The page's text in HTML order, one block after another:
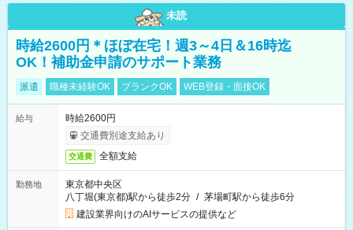
未読
時給2600円＊ほぼ在宅！週3～4日＆16時迄
OK！補助金申請のサポート業務
派遣 職種未経験OK ブランクOK WEB登録・面接OK
給与
時給2600円
交通費別途支給あり
交通費 全額支給
勤務地
東京都中央区
八丁堀(東京都)駅から徒歩2分 / 茅場町駅から徒歩6分
建設業界向けのAIサービスの提供など